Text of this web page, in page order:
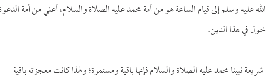
عليه وسلم إلى قيام الساعة هو من أمة محمد عليه الصلاة والسلام، أعني من أمة
في هذا الدين.
شريعة نبينا محمد عليه الصلاة والسلام فإنها باقية ومستمرة؛ ولهذا كانت معجزته باقية